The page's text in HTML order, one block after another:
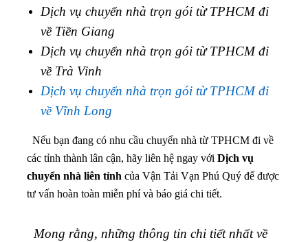
Dịch vụ chuyển nhà trọn gói từ TPHCM đi
về Tiền Giang
Dịch vụ chuyển nhà trọn gói từ TPHCM đi
về Trà Vinh
Dịch vụ chuyển nhà trọn gói từ TPHCM đi
về Vĩnh Long
Nếu bạn đang có nhu cầu chuyển nhà từ TPHCM đi về
các tỉnh thành lân cận, hãy liên hệ ngay với Dịch vụ
chuyển nhà liên tỉnh của Vận Tải Vạn Phú Quý để được
tư vấn hoàn toàn miễn phí và báo giá chi tiết.
Mong rằng, những thông tin chi tiết nhất về